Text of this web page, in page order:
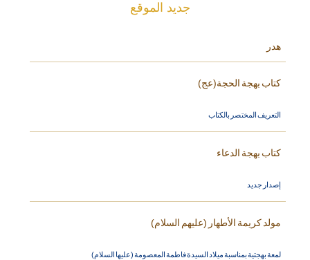
جديد الموقع
هدر
كتاب بهجة الحجة(عج)
التعريف المختصر بالكتاب
كتاب بهجة الدعاء
إصدار جديد
مولد كريمة الأطهار (عليهم السلام)
لمعة بهجتية بمناسبة ميلاد السيدة فاطمة المعصومة (عليها السلام)